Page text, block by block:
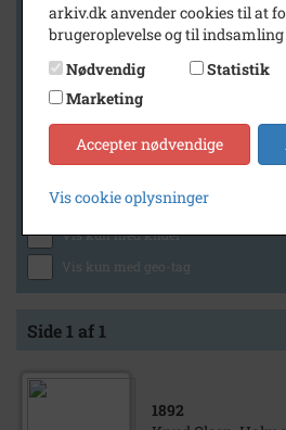
Geografi
Generelt
Vis kun med billeder
Vis kun med lydklip
Vis kun med kilder
Vis kun med geo-tag
Side 1 af 1
1892
arkiv.dk anvender cookies til at
brugeroplevelse og til
Nødvendig
Statistik
Marketing
Accepter nødvendige
Vis cookie oplysninger